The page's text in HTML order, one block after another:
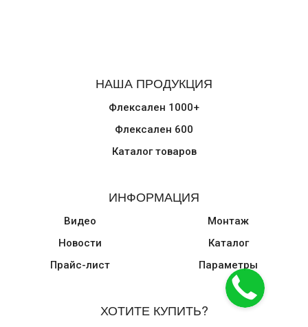
НАША ПРОДУКЦИЯ
Флексален 1000+
Флексален 600
Каталог товаров
ИНФОРМАЦИЯ
Видео
Новости
Прайс-лист
Монтаж
Каталог
Параметры
ХОТИТЕ КУПИТЬ?